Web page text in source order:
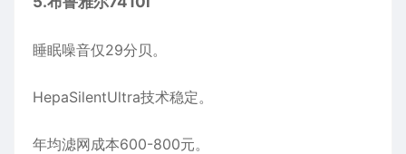
睡眠噪音仅29分贝。
HepaSilentUltra技术稳定。
年均滤网成本600-800元。